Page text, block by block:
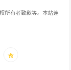
所有者致歉等。本站连